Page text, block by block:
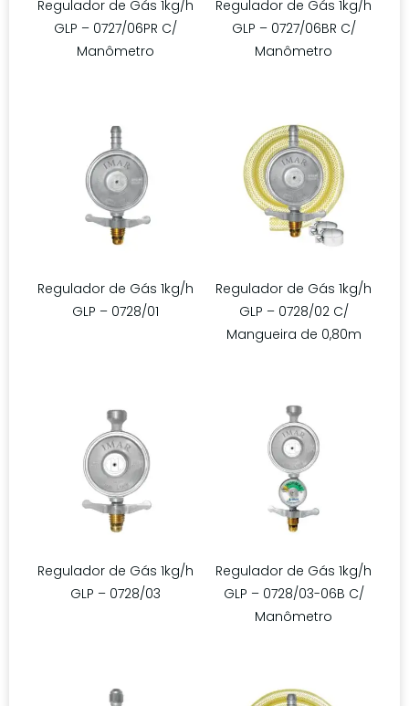
Regulador de Gás 1kg/h
GLP – 0727/06PR C/
Manômetro
Regulador de Gás 1kg/h
GLP – 0727/06BR C/
Manômetro
Regulador de Gás 1kg/h
GLP – 0728/01
Regulador de Gás 1kg/h
GLP – 0728/02 C/
Mangueira de 0,80m
Regulador de Gás 1kg/h
GLP – 0728/03
Regulador de Gás 1kg/h
GLP – 0728/03-06B C/
Manômetro